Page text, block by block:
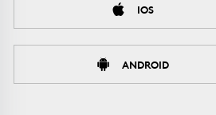
IOS
ANDROID